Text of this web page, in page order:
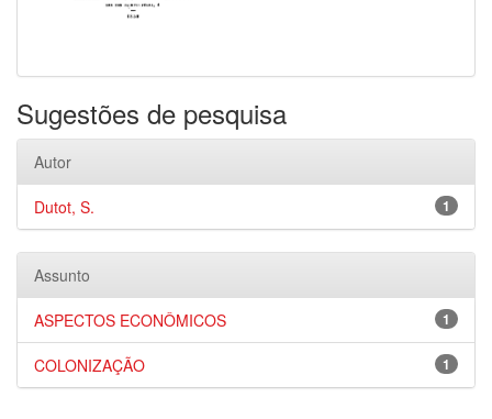
Sugestões de pesquisa
Autor
1
Dutot, S.
Assunto
1
ASPECTOS ECONÔMICOS
1
COLONIZAÇÃO